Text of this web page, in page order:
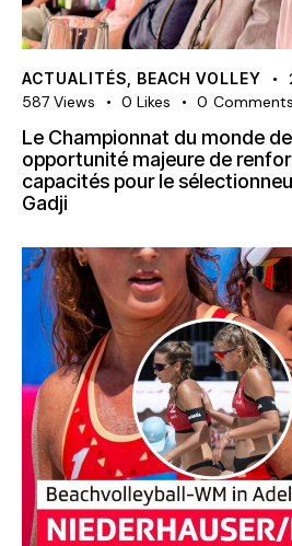
ACTUALITÉS BEACH VOLLEY
587 Views 0 Likes 0 Comments
Le Championnat du monde
opportunité majeure de
capacités pour le
Gadji